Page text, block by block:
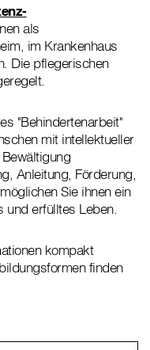
als
im Krankenhaus
Die pflegerischen
"Behindertenarbeit"
mit intellektueller
Anleitung, Förderung,
Sie ihnen ein
erfülltes Leben.
kompakt
finden